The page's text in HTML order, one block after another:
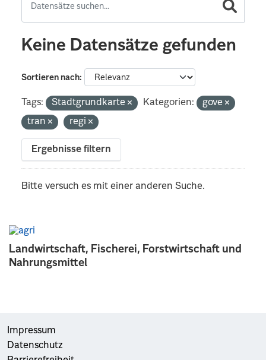
Landwirtschaft, Fischerei, Forstwirtschaft und
Nahrungsmittel
Keine Datensätze gefunden
Sortieren nach
Tags: Stadtgrundkarte Kategorien:
gove
tran
regi
Ergebnisse filtern
Bitte versuch es mit einer anderen Suche.
Impressum
Datenschutz